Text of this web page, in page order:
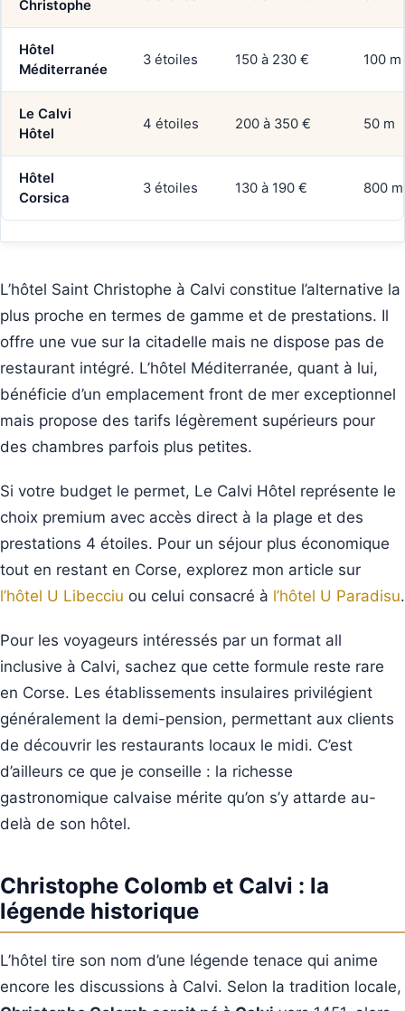
Christophe
Hôtel
Méditerranée
3 étoiles 150 à 230 € 100 m
Le Calvi
Hôtel
4 étoiles 200 à 350 € 50 m
Hôtel
Corsica
3 étoiles 130 à 190 € 800 m
L’hôtel Saint Christophe à Calvi constitue l’alternative la
plus proche en termes de gamme et de prestations. Il
offre une vue sur la citadelle mais ne dispose pas de
restaurant intégré. L’hôtel Méditerranée, quant à lui,
bénéficie d’un emplacement front de mer exceptionnel
mais propose des tarifs légèrement supérieurs pour
des chambres parfois plus petites.
Si votre budget le permet, Le Calvi Hôtel représente le
choix premium avec accès direct à la plage et des
prestations 4 étoiles. Pour un séjour plus économique
tout en restant en Corse, explorez mon article sur
l’hôtel U Libecciu ou celui consacré à l’hôtel U Paradisu.
Pour les voyageurs intéressés par un format all
inclusive à Calvi, sachez que cette formule reste rare
en Corse. Les établissements insulaires privilégient
généralement la demi-pension, permettant aux clients
de découvrir les restaurants locaux le midi. C’est
d’ailleurs ce que je conseille : la richesse
gastronomique calvaise mérite qu’on s’y attarde au-
delà de son hôtel.
Christophe Colomb et Calvi : la
légende historique
L’hôtel tire son nom d’une légende tenace qui anime
encore les discussions à Calvi. Selon la tradition locale,